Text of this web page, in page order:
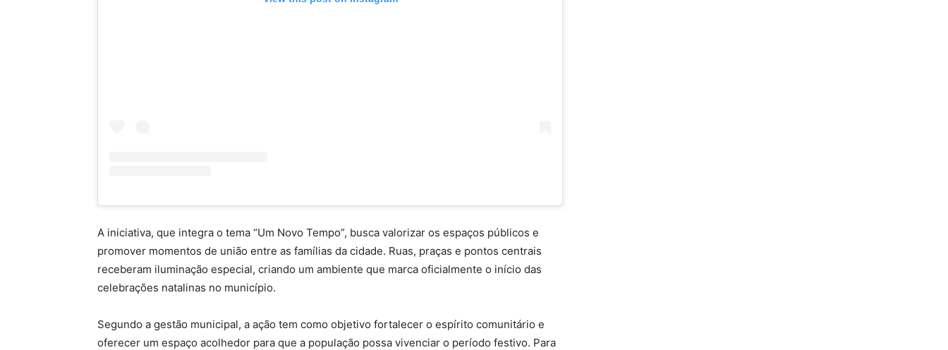
A iniciativa, que integra o tema “Um Novo Tempo”, busca valorizar os espaços públicos e
promover momentos de união entre as famílias da cidade. Ruas, praças e pontos centrais
receberam iluminação especial, criando um ambiente que marca oficialmente o início das
celebrações natalinas no município.
Segundo a gestão municipal, a ação tem como objetivo fortalecer o espírito comunitário e
oferecer um espaço acolhedor para que a população possa vivenciar o período festivo. Para